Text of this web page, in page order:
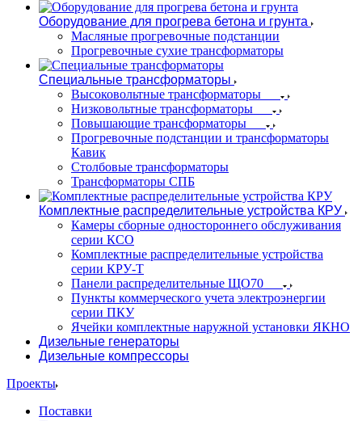
Оборудование для прогрева бетона и грунта
Масляные прогревочные подстанции
Прогревочные сухие трансформаторы
Специальные трансформаторы
Высоковольтные трансформаторы
Низковольтные трансформаторы
Повышающие трансформаторы
Прогревочные подстанции и трансформаторы
Кавик
Столбовые трансформаторы
Трансформаторы СПБ
Комплектные распределительные устройства КРУ
Камеры сборные одностороннего обслуживания
серии КСО
Комплектные распределительные устройства
серии КРУ-Т
Панели распределительные ЩО70
Пункты коммерческого учета электроэнергии
серии ПКУ
Ячейки комплектные наружной установки ЯКНО
Дизельные генераторы
Дизельные компрессоры
Проекты
Поставки